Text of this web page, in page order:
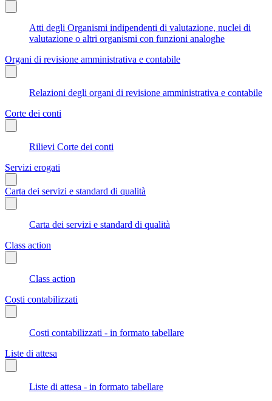
Atti degli Organismi indipendenti di valutazione, nuclei di
valutazione o altri organismi con funzioni analoghe
Organi di revisione amministrativa e contabile
Relazioni degli organi di revisione amministrativa e contabile
Corte dei conti
Rilievi Corte dei conti
Servizi erogati
Carta dei servizi e standard di qualità
Carta dei servizi e standard di qualità
Class action
Class action
Costi contabilizzati
Costi contabilizzati - in formato tabellare
Liste di attesa
Liste di attesa - in formato tabellare